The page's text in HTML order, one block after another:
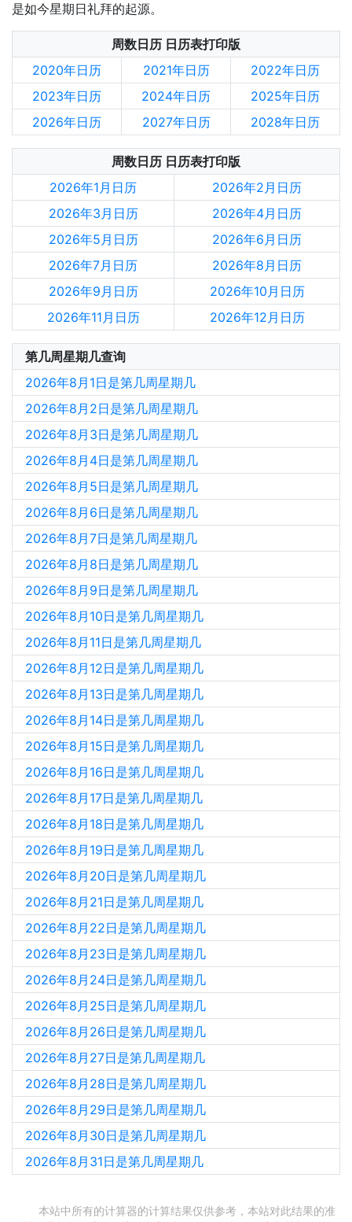
是如今星期日礼拜的起源。
周数日历 日历表打印版
2020年日历
2021年日历
2022年日历
2023年日历
2024年日历
2025年日历
2026年日历
2027年日历 2028年日历
周数日历 日历表打印版
2026年1月日历
2026年2月日历
2026年3月日历
2026年4月日历
2026年5月日历
2026年6月日历
2026年7月日历
2026年8月日历
2026年9月日历
2026年10月日历
2026年11月日历
2026年12月日历
第几周星期几查询
2026年8月1日是第几周星期几
2026年8月2日是第几周星期几
2026年8月3日是第几周星期几
2026年8月4日是第几周星期几
2026年8月5日是第几周星期几
2026年8月6日是第几周星期几
2026年8月7日是第几周星期几
2026年8月8日是第几周星期几
2026年8月9日是第几周星期几
2026年8月10日是第几周星期几
2026年8月11日是第几周星期几
2026年8月12日是第几周星期几
2026年8月13日是第几周星期几
2026年8月14日是第几周星期几
2026年8月15日是第几周星期几
2026年8月16日是第几周星期几
2026年8月17日是第几周星期几
2026年8月18日是第几周星期几
2026年8月19日是第几周星期几
2026年8月20日是第几周星期几
2026年8月21日是第几周星期几
2026年8月22日是第几周星期几
2026年8月23日是第几周星期几
2026年8月24日是第几周星期几
2026年8月25日是第几周星期几
2026年8月26日是第几周星期几
2026年8月27日是第几周星期几
2026年8月28日是第几周星期几
2026年8月29日是第几周星期几
2026年8月30日是第几周星期几
2026年8月31日是第几周星期几
本站中所有的计算器的计算结果仅供参考，本站对此结果的准